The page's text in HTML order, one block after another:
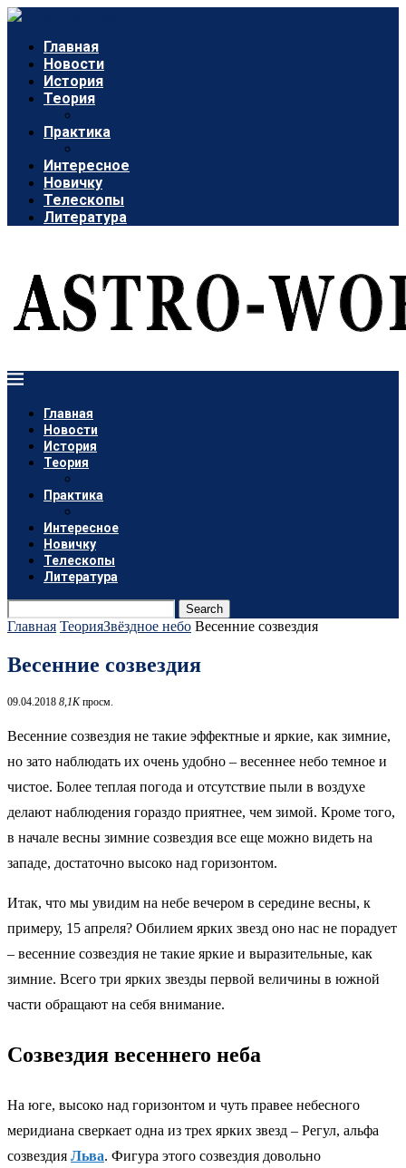
Главная
Новости
История
Теория
Практика
Интересное
Новичку
Телескопы
Литература
Главная
Новости
История
Теория
Практика
Интересное
Новичку
Телескопы
Литература
Search
Главная ТеорияЗвёздное небо Весенние созвездия
Весенние созвездия
09.04.2018 8,1Kпросм.
Весенние созвездия не такие эффектные и яркие, как зимние,
но зато наблюдать их очень удобно – весеннее небо темное и
чистое. Более теплая погода и отсутствие пыли в воздухе
делают наблюдения гораздо приятнее, чем зимой. Кроме того,
в начале весны зимние созвездия все еще можно видеть на
западе, достаточно высоко над горизонтом.
Итак, что мы увидим на небе вечером в середине весны, к
примеру, 15 апреля? Обилием ярких звезд оно нас не порадует
– весенние созвездия не такие яркие и выразительные, как
зимние. Всего три ярких звезды первой величины в южной
части обращают на себя внимание.
Созвездия весеннего неба
На юге, высоко над горизонтом и чуть правее небесного
меридиана сверкает одна из трех ярких звезд – Регул, альфа
созвездия Льва. Фигура этого созвездия довольно